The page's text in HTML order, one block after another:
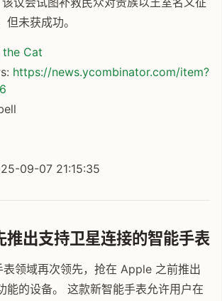
未获成功。
the Cat
https://news.ycombinator.com/item?
09-07 21:15:35
出支持卫星连接的智能手表
领域再次领先，抢在 Apple 之前推出
能的设备。 这款新智能手表允许用户在